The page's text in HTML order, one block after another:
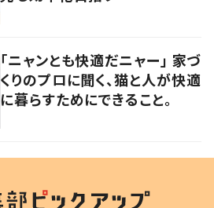
「ニャンとも快適だニャー」 家づ
くりのプロに聞く、猫と人が快適
に暮らすためにできること。